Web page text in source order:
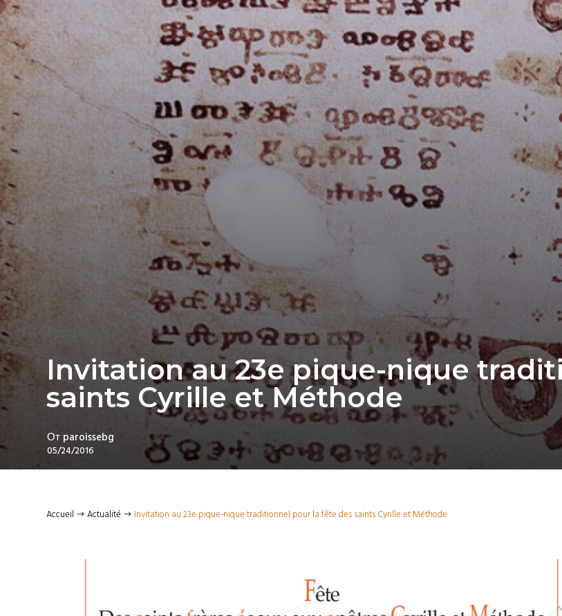
Invitation au 23e pique-nique
saints Cyrille et Méthode
От paroissebg
05/24/2016
Accueil $ Actualité $ Invitation au 23e pique-nique traditionnel pour la fête des saints Cyrille et Méthode